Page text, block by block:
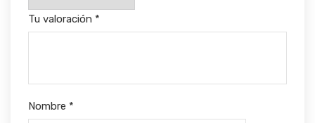
Tu valoración *
Nombre *